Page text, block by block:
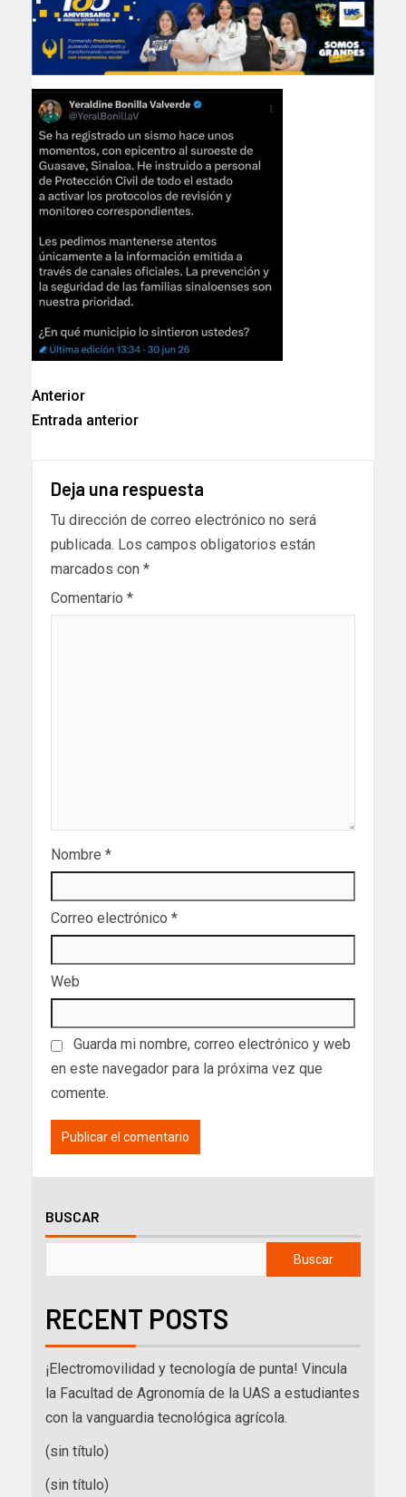
Anterior
Entrada anterior
Deja una respuesta
Tu dirección de correo electrónico no será
publicada. Los campos obligatorios están
marcados con *
Comentario *
Nombre *
Correo electrónico *
Web
Guarda mi nombre, correo electrónico y web
en este navegador para la próxima vez que
comente.
BUSCAR
Buscar
RECENT POSTS
¡Electromovilidad y tecnología de punta! Vincula
la Facultad de Agronomía de la UAS a estudiantes
con la vanguardia tecnológica agrícola.
(sin título)
(sin título)